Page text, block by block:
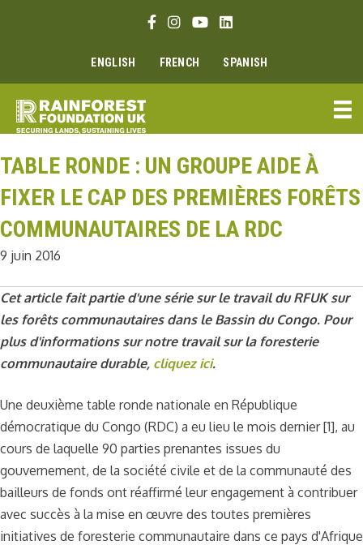
Lien Facebook
Lien Instagram
Lien Youtube
Linkedin link
ENGLISH FRENCH SPANISH
TABLE RONDE : UN GROUPE AIDE À
FIXER LE CAP DES PREMIÈRES FORÊTS
COMMUNAUTAIRES DE LA RDC
9 juin 2016
Cet article fait partie d'une série sur le travail du RFUK sur
les forêts communautaires dans le Bassin du Congo. Pour
plus d'informations sur notre travail sur la foresterie
communautaire durable, cliquez ici.
Une deuxième table ronde nationale en République
démocratique du Congo (RDC) a eu lieu le mois dernier [1], au
cours de laquelle 90 parties prenantes issues du
gouvernement, de la société civile et de la communauté des
bailleurs de fonds ont réaffirmé leur engagement à contribuer
avec succès à la mise en œuvre des toutes premières
initiatives de foresterie communautaire dans ce pays d'Afrique